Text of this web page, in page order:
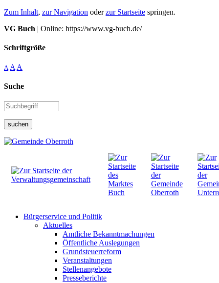
Zum Inhalt, zur Navigation oderzur Startseite springen.
VG Buch | Online: https://www.vg-buch.de/
Schriftgröße
A A A
Suche
suchen
Bürgerservice und Politik
Aktuelles
Amtliche Bekanntmachungen
Öffentliche Auslegungen
Grundsteuerreform
Veranstaltungen
Stellenangebote
Presseberichte